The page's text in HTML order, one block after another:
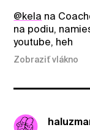
@kela na
na podiu,
youtube, heh
Zobraziť vlákno